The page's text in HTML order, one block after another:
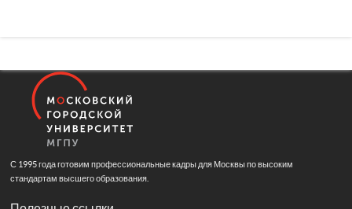
С 1995 года готовим профессиональные кадры для Москвы по высоким
стандартам высшего образования.